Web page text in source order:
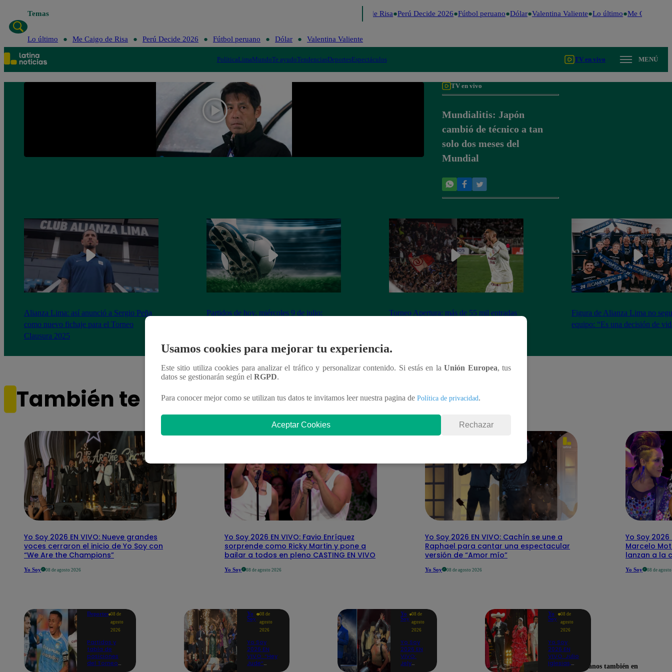
Temas Me Caigo de Risa Perú Decide 2026 Fútbol peruano Dólar Valentina Valiente Lo último Me Caigo de
Lo último Me Caigo de Risa Perú Decide 2026 Fútbol peruano Dólar Valentina Valiente
PolíticaLimaMundoTe ayudoTendenciasDeportesEspectáculos TV en vivo MENÚ
TV en vivo
Mundialitis: Japón
cambió de técnico a tan
solo dos meses del
Mundial
Alianza Lima: así anunció a Sergio Peña
como nuevo fichaje para el Torneo
Clausura 2025
Partidos de hoy, miércoles 9 de julio:
Torneo Apertura: más de 55 mil entradas
Figura de Alianza Lima no
equipo: “Es una decisión de
También te puede interesar
Yo Soy 2026 EN VIVO: Nueve grandes
voces cerraron el inicio de Yo Soy con
“We Are the Champions”
Yo Soy 08 de agosto 2026
Yo Soy 2026 EN VIVO: Favio Enríquez
sorprende como Ricky Martin y pone a
bailar a todos en pleno CASTING EN VIVO
Yo Soy 08 de agosto 2026
Yo Soy 2026 EN VIVO: Cachín se une a
Raphael para cantar una espectacular
versión de “Amor mío”
Yo Soy 08 de agosto 2026
Yo Soy 2026
Marcelo
lanzan a la
Yo Soy 08 de
Deportes 08 de
agosto
2026
Partidos y
tabla de
posiciones
del Torneo
Yo
Soy
08 de
agosto
2026
Yo Soy
2026 EN
VIVO: “Hey
Jude”
Yo
Soy
08 de
agosto
2026
Yo Soy
2026 EN
VIVO:
Jely
Yo
Soy
08 de
agosto
2026
Yo Soy
2026 EN
VIVO: Julio
Iglesias,
Usamos cookies para mejorar tu experiencia.
Este sitio utiliza cookies para analizar el tráfico y personalizar contenido. Si estás en laUnión Europea, tus
datos se gestionarán según el RGPD.
Para conocer mejor como se utilizan tus datos te invitamos leer nuestra pagina de Política de privacidad.
Aceptar Cookies Rechazar
Encuéntranos también en